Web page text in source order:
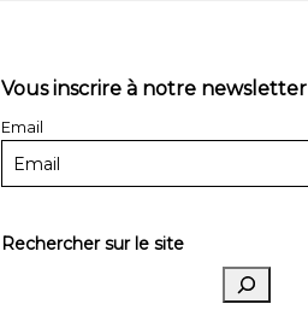
Vous inscrire à notre newsletter
Email
Rechercher sur le site